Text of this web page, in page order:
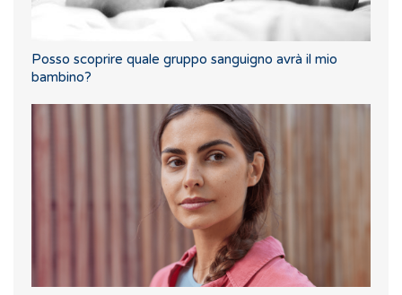
Posso scoprire quale gruppo sanguigno avrà il mio
bambino?